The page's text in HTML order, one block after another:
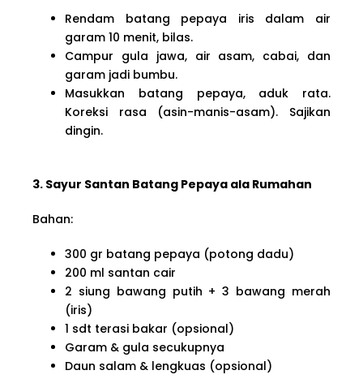
Rendam batang pepaya iris dalam air
garam 10 menit, bilas.
Campur gula jawa, air asam, cabai, dan
garam jadi bumbu.
Masukkan batang pepaya, aduk rata.
Koreksi rasa (asin-manis-asam). Sajikan
dingin.
3. Sayur Santan Batang Pepaya ala Rumahan
Bahan:
300 gr batang pepaya (potong dadu)
200 ml santan cair
2 siung bawang putih + 3 bawang merah
(iris)
1 sdt terasi bakar (opsional)
Garam & gula secukupnya
Daun salam & lengkuas (opsional)